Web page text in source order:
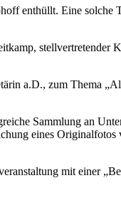
enthüllt. Eine solche
stellvertretender
a.D., zum Thema
Sammlung an
eines
mit einer